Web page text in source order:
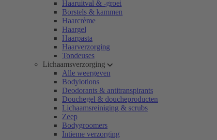
Haaruitval & -groei
Borstels & kammen
Haarcrème
Haargel
Haarpasta
Haarverzorging
Tondeuses
Lichaamsverzorging
Alle weergeven
Bodylotions
Deodorants & antitranspirants
Douchegel & doucheproducten
Lichaamsreiniging & scrubs
Zeep
Bodygroomers
Intieme verzorging